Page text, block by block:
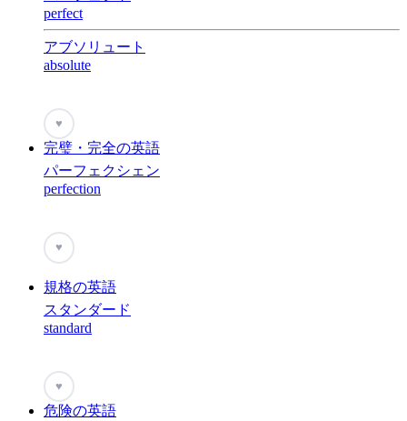
perfect
アブソリュート
absolute
♥
完璧・完全の英語
パーフェクシェン
perfection
♥
規格の英語
スタンダード
standard
♥
危険の英語